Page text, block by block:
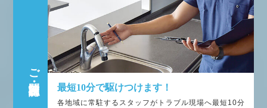
ご訪問・状況確認
最短10分で駆けつけます！
各地域に常駐するスタッフがトラブル現場へ最短10分